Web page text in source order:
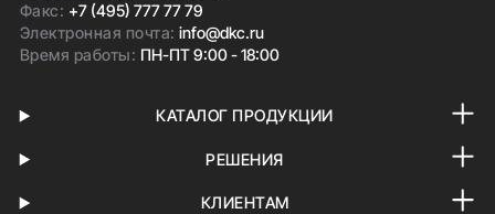
Факс: +7 (495) 777 77 79
Электронная почта:info@dkc.ru
Время работы: ПН-ПТ 9:00 - 18:00
КАТАЛОГ ПРОДУКЦИИ
РЕШЕНИЯ
КЛИЕНТАМ